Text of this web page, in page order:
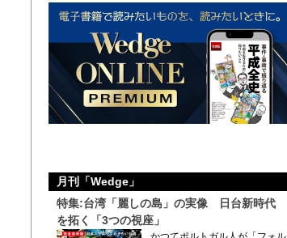
月刊「Wedge」
特集:台湾「麗しの島」の実像 日台新時代
を拓く「3つの視座」